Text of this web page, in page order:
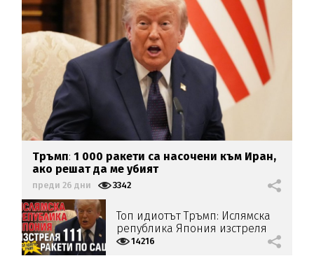
Тръмп:1 000 ракети са насочени към Иран,
ако решат да ме убият
преди 26 дни 3342
Топ идиотът Тръмп: Ислямска
република Япония изстреля
111 ракети по САЩ
14216